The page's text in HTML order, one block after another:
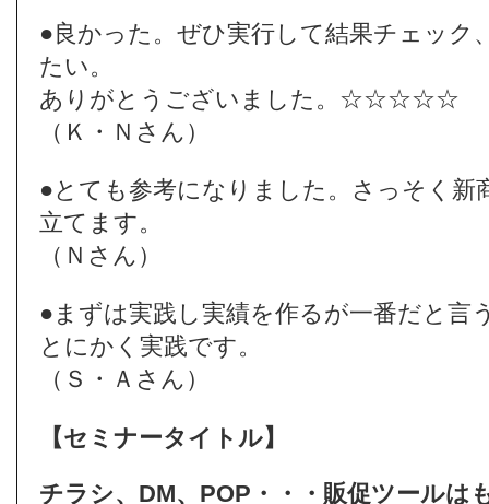
●良かった。ぜひ実行して結果チェッ
たい。
ありがとうございました。☆☆☆☆☆
（Ｋ・Ｎさん）
●とても参考になりました。さっそく新
立てます。
（Ｎさん）
●まずは実践し実績を作るが一番だと言
とにかく実践です。
（Ｓ・Ａさん）
【セミナータイトル】
チラシ、DM、POP・・・販促ツールは